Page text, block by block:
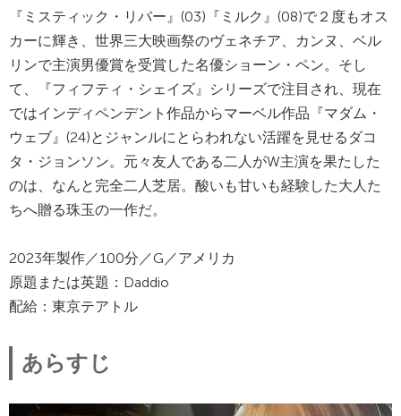
『ミスティック・リバー』(03)『ミルク』(08)で２度もオス
カーに輝き、世界三大映画祭のヴェネチア、カンヌ、ベル
リンで主演男優賞を受賞した名優ショーン・ペン。そし
て、『フィフティ・シェイズ』シリーズで注目され、現在
ではインディペンデント作品からマーベル作品『マダム・
ウェブ』(24)とジャンルにとらわれない活躍を見せるダコ
タ・ジョンソン。元々友人である二人がW主演を果たした
のは、なんと完全二人芝居。酸いも甘いも経験した大人た
ちへ贈る珠玉の一作だ。
2023年製作／100分／G／アメリカ
原題または英題：Daddio
配給：東京テアトル
あらすじ